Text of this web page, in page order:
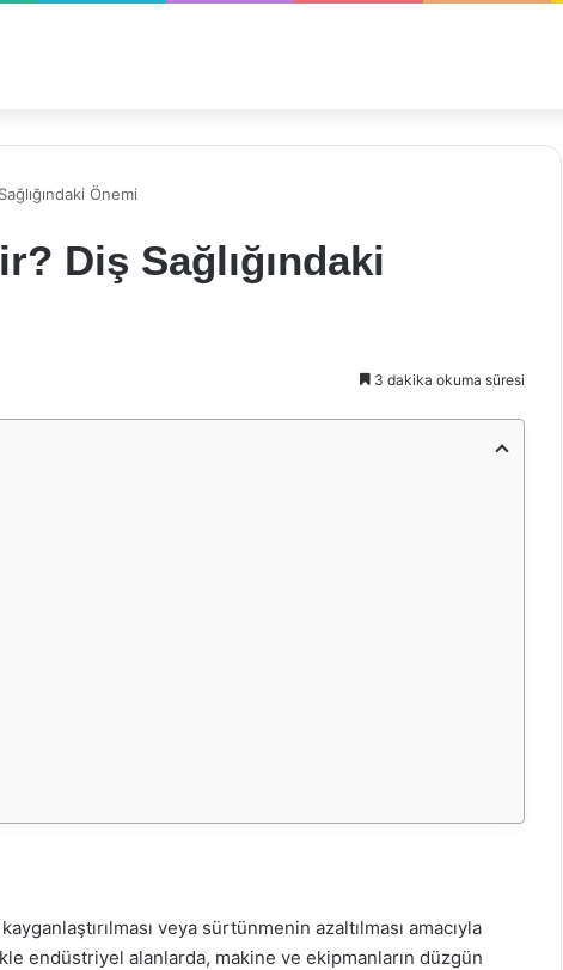
Önemi
Diş Sağlığındaki
3 dakika okuma süresi
veya sürtünmenin azaltılması amacıyla
endüstriyel alanlarda, makine ve ekipmanların düzgün